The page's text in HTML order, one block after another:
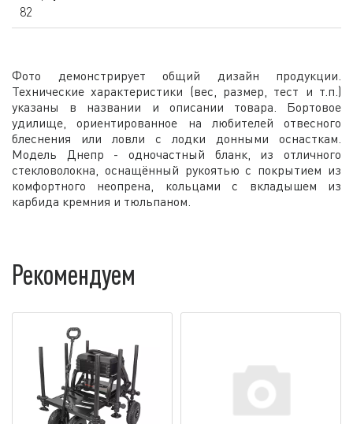
82
Фото демонстрирует общий дизайн продукции.
Технические характеристики (вес, размер, тест и т.п.)
указаны в названии и описании товара. Бортовое
удилище, ориентированное на любителей отвесного
блеснения или ловли с лодки донными оснасткам.
Модель Днепр - одночастный бланк, из отличного
стекловолокна, оснащённый рукоятью с покрытием из
комфортного неопрена, кольцами с вкладышем из
карбида кремния и тюльпаном.
Рекомендуем